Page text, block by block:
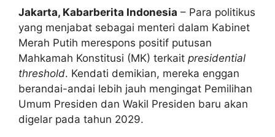
Jakarta, Kabarberita Indonesia – Para politikus
yang menjabat sebagai menteri dalam Kabinet
Merah Putih merespons positif putusan
Mahkamah Konstitusi (MK) terkait presidential
threshold. Kendati demikian, mereka enggan
berandai-andai lebih jauh mengingat Pemilihan
Umum Presiden dan Wakil Presiden baru akan
digelar pada tahun 2029.